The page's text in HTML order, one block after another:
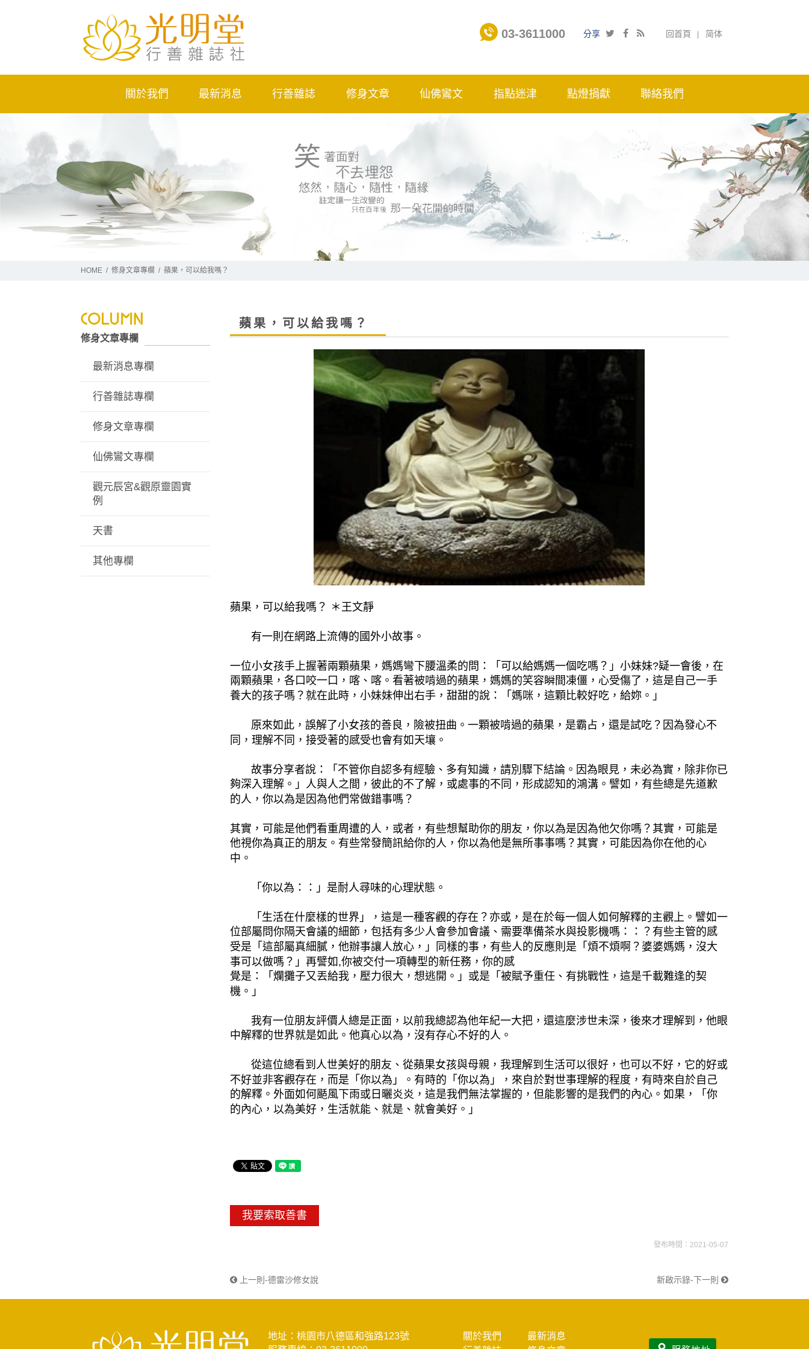
回首頁 简体
分享
03-3611000
關於我們 最新消息 行善雜誌 修身文章 仙佛鸞文 指點迷津 點燈捐獻 聯絡我們
HOME 修身文章專欄 蘋果，可以給我嗎？
蘋果，可以給我嗎？
蘋果，可以給我嗎？ ＊王文靜
有一則在網路上流傳的國外小故事。
一位小女孩手上握著兩顆蘋果，媽媽彎下腰溫柔的問：「可以給媽媽一個吃嗎？」小妹妹?疑一會後，在
兩顆蘋果，各口咬一口，喀、喀。看著被啃過的蘋果，媽媽的笑容瞬間凍僵，心受傷了，這是自己一手
養大的孩子嗎？就在此時，小妹妹伸出右手，甜甜的說：「媽咪，這顆比較好吃，給妳。」
原來如此，誤解了小女孩的善良，險被扭曲。一顆被啃過的蘋果，是霸占，還是試吃？因為發心不
同，理解不同，接受著的感受也會有如天壤。
故事分享者說：「不管你自認多有經驗、多有知識，請別驟下結論。因為眼見，未必為實，除非你已
夠深入理解。」人與人之間，彼此的不了解，或處事的不同，形成認知的鴻溝。譬如，有些總是先道歉
的人，你以為是因為他們常做錯事嗎？
其實，可能是他們看重周遭的人，或者，有些想幫助你的朋友，你以為是因為他欠你嗎？其實，可能是
他視你為真正的朋友。有些常發簡訊給你的人，你以為他是無所事事嗎？其實，可能因為你在他的心
中。
「你以為：：」是耐人尋味的心理狀態。
「生活在什麼樣的世界」，這是一種客觀的存在？亦或，是在於每一個人如何解釋的主觀上。譬如一
位部屬問你隔天會議的細節，包括有多少人會參加會議、需要準備茶水與投影機嗎：：？有些主管的感
受是「這部屬真細膩，他辦事讓人放心，」同樣的事，有些人的反應則是「煩不煩啊？婆婆媽媽，沒大
事可以做嗎？」再譬如,你被交付一項轉型的新任務，你的感
覺是：「爛攤子又丟給我，壓力很大，想逃開。」或是「被賦予重任、有挑戰性，這是千載難逢的契
機。」
我有一位朋友評價人總是正面，以前我總認為他年紀一大把，還這麼涉世未深，後來才理解到，他眼
中解釋的世界就是如此。他真心以為，沒有存心不好的人。
從這位總看到人世美好的朋友、從蘋果女孩與母親，我理解到生活可以很好，也可以不好，它的好或
不好並非客觀存在，而是「你以為」。有時的「你以為」，來自於對世事理解的程度，有時來自於自己
的解釋。外面如何颳風下雨或日曬炎炎，這是我們無法掌握的，但能影響的是我們的內心。如果，「你
的內心，以為美好，生活就能、就是、就會美好。」
我要索取善書
發布時間：2021-05-07
上一則-德雷沙修女說 新啟示錄-下一則
修身文章專欄
最新消息專欄
行善雜誌專欄
修身文章專欄
仙佛鸞文專欄
觀元辰宮&觀原靈園實
例
天書
其他專欄
地址：桃園市八德區和強路123號
關於我們
最新消息